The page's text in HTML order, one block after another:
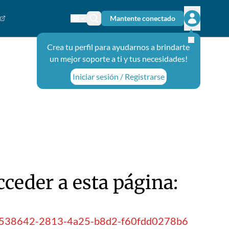
Cambiar el idioma
Ícono de búsqueda
Mantente conectado
Abrir el
Crea tu perfil para ayudarnos a brindarte
un mejor soporte a ti y tus necesidades!
Iniciar sesión / Registrarse
a esta página:
2813-4a25-b8d2-f60fdd0278b6